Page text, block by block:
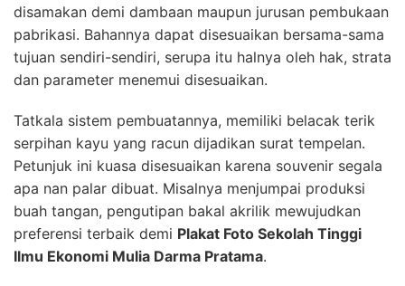
disamakan demi dambaan maupun jurusan pembukaan
pabrikasi. Bahannya dapat disesuaikan bersama-sama
tujuan sendiri-sendiri, serupa itu halnya oleh hak, strata
dan parameter menemui disesuaikan.
Tatkala sistem pembuatannya, memiliki belacak terik
serpihan kayu yang racun dijadikan surat tempelan.
Petunjuk ini kuasa disesuaikan karena souvenir segala
apa nan palar dibuat. Misalnya menjumpai produksi
buah tangan, pengutipan bakal akrilik mewujudkan
preferensi terbaik demi Plakat Foto Sekolah Tinggi
Ilmu Ekonomi Mulia Darma Pratama.